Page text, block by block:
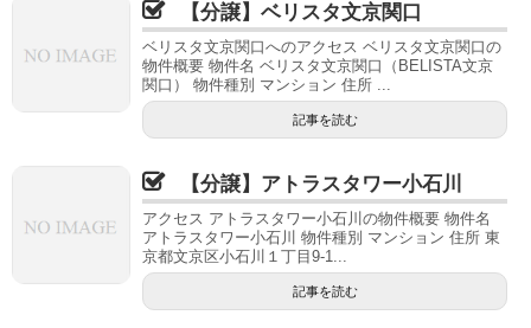
【分譲】ベリスタ文京関口
ベリスタ文京関口へのアクセス ベリスタ文京関口の
物件概要 物件名 ベリスタ文京関口（BELISTA文京
関口） 物件種別 マンション 住所 ...
記事を読む
【分譲】アトラスタワー小石川
アクセス アトラスタワー小石川の物件概要 物件名
アトラスタワー小石川 物件種別 マンション 住所 東
京都文京区小石川１丁目9-1...
記事を読む